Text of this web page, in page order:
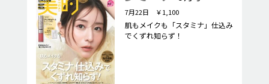
7月22日 ￥1,100
肌もメイクも「スタミナ」仕込み
でくずれ知らず！